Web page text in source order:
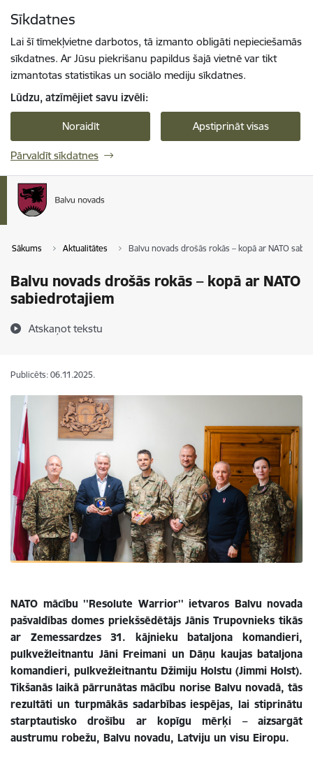
Sīkdatnes
Lai šī tīmekļvietne darbotos, tā izmanto obligāti nepieciešamās
sīkdatnes. Ar Jūsu piekrišanu papildus šajā vietnē var tikt
izmantotas statistikas un sociālo mediju sīkdatnes.
Lūdzu, atzīmējiet savu izvēli:
Noraidīt Apstiprināt visas
Pārvaldīt sīkdatnes
Sākums Aktualitātes Balvu novads drošās rokās – kopā ar NATO
Balvu novads drošās rokās – kopā ar NATO
sabiedrotajiem
Atskaņot tekstu
Publicēts: 06.11.2025.
NATO mācību ''Resolute Warrior'' ietvaros Balvu novada
pašvaldības domes priekšsēdētājs Jānis Trupovnieks tikās
ar Zemessardzes 31. kājnieku bataljona komandieri,
pulkvežleitnantu Jāni Freimani un Dāņu kaujas bataljona
komandieri, pulkvežleitnantu Džimiju Holstu (Jimmi Holst).
Tikšanās laikā pārrunātas mācību norise Balvu novadā, tās
rezultāti un turpmākās sadarbības iespējas, lai stiprinātu
starptautisko drošību ar kopīgu mērķi – aizsargāt
austrumu robežu, Balvu novadu, Latviju un visu Eiropu.